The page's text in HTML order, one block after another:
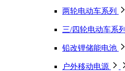
两轮电动车系列
三/四轮电动车系列
铅改锂储能电池
户外移动电源